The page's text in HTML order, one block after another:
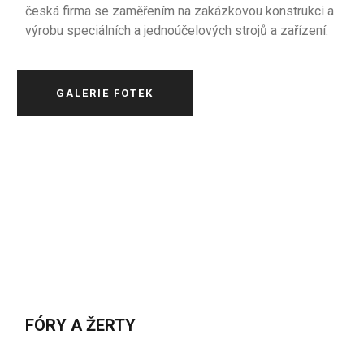
česká firma se zaměřením na zakázkovou konstrukci a
výrobu speciálních a jednoúčelových strojů a zařízení.
GALERIE FOTEK
FÓRY A ŽERTY